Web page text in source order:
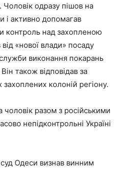
одразу пішов на
і активно допомагав
контроль над захопленою
«нової влади» посаду
виконання покарань
також відповідав за
захоплених колоній регіону.
чоловік разом з російськими
непідконтрольні Україні
Одеси визнав винним